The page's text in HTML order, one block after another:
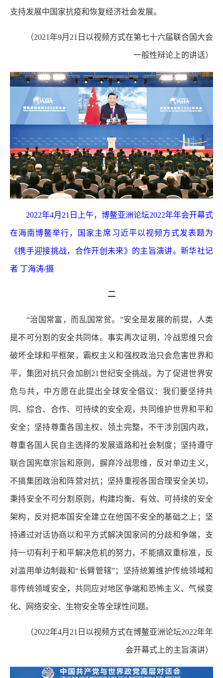
支持发展中国家抗疫和恢复经济社会发展。
（2021年9月21日以视频方式在第七十六届联合国大会
一般性辩论上的讲话）
2022年4月21日上午，博鳌亚洲论坛2022年年会开幕式
在海南博鳌举行，国家主席习近平以视频方式发表题为
《携手迎接挑战，合作开创未来》的主旨演讲。新华社记
者 丁海涛/摄
二
“治国常富，而乱国常贫。”安全是发展的前提，人类
是不可分割的安全共同体。事实再次证明，冷战思维只会
破坏全球和平框架，霸权主义和强权政治只会危害世界和
平，集团对抗只会加剧21世纪安全挑战。为了促进世界安
危与共，中方愿在此提出全球安全倡议：我们要坚持共
同、综合、合作、可持续的安全观，共同维护世界和平和
安全；坚持尊重各国主权、领土完整，不干涉别国内政，
尊重各国人民自主选择的发展道路和社会制度；坚持遵守
联合国宪章宗旨和原则，摒弃冷战思维，反对单边主义，
不搞集团政治和阵营对抗；坚持重视各国合理安全关切，
秉持安全不可分割原则，构建均衡、有效、可持续的安全
架构，反对把本国安全建立在他国不安全的基础之上；坚
持通过对话协商以和平方式解决国家间的分歧和争端，支
持一切有利于和平解决危机的努力，不能搞双重标准，反
对滥用单边制裁和“长臂管辖”；坚持统筹维护传统领域和
非传统领域安全，共同应对地区争端和恐怖主义、气候变
化、网络安全、生物安全等全球性问题。
（2022年4月21日以视频方式在博鳌亚洲论坛2022年年
会开幕式上的主旨演讲）